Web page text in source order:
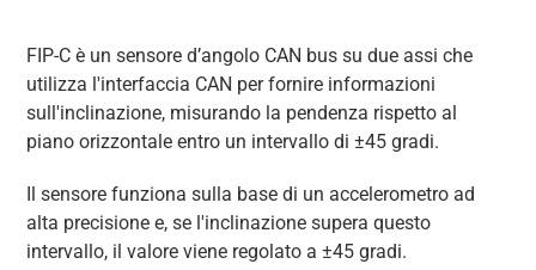
FIP-C è un sensore d’angolo CAN bus su due assi che
utilizza l'interfaccia CAN per fornire informazioni
sull'inclinazione, misurando la pendenza rispetto al
piano orizzontale entro un intervallo di ±45 gradi.
Il sensore funziona sulla base di un accelerometro ad
alta precisione e, se l'inclinazione supera questo
intervallo, il valore viene regolato a ±45 gradi.